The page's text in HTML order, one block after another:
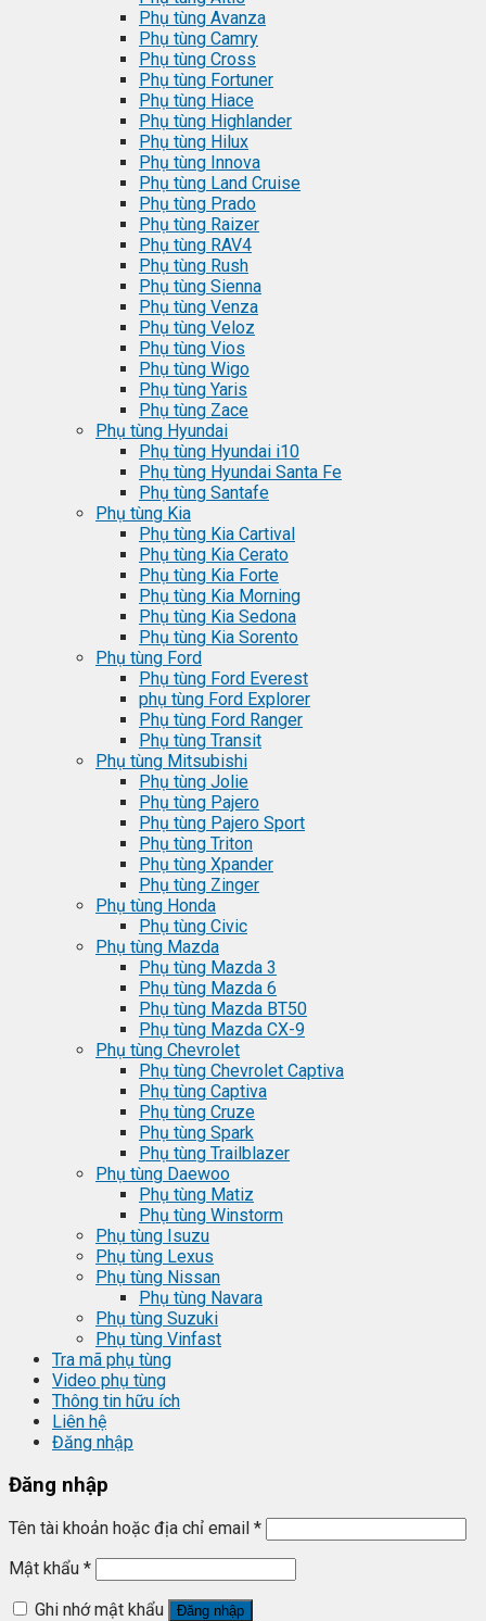
Phụ tùng Avanza
Phụ tùng Camry
Phụ tùng Cross
Phụ tùng Fortuner
Phụ tùng Hiace
Phụ tùng Highlander
Phụ tùng Hilux
Phụ tùng Innova
Phụ tùng Land Cruise
Phụ tùng Prado
Phụ tùng Raizer
Phụ tùng RAV4
Phụ tùng Rush
Phụ tùng Sienna
Phụ tùng Venza
Phụ tùng Veloz
Phụ tùng Vios
Phụ tùng Wigo
Phụ tùng Yaris
Phụ tùng Zace
Phụ tùng Hyundai
Phụ tùng Hyundai i10
Phụ tùng Hyundai Santa Fe
Phụ tùng Santafe
Phụ tùng Kia
Phụ tùng Kia Cartival
Phụ tùng Kia Cerato
Phụ tùng Kia Forte
Phụ tùng Kia Morning
Phụ tùng Kia Sedona
Phụ tùng Kia Sorento
Phụ tùng Ford
Phụ tùng Ford Everest
phụ tùng Ford Explorer
Phụ tùng Ford Ranger
Phụ tùng Transit
Phụ tùng Mitsubishi
Phụ tùng Jolie
Phụ tùng Pajero
Phụ tùng Pajero Sport
Phụ tùng Triton
Phụ tùng Xpander
Phụ tùng Zinger
Phụ tùng Honda
Phụ tùng Civic
Phụ tùng Mazda
Phụ tùng Mazda 3
Phụ tùng Mazda 6
Phụ tùng Mazda BT50
Phụ tùng Mazda CX-9
Phụ tùng Chevrolet
Phụ tùng Chevrolet Captiva
Phụ tùng Captiva
Phụ tùng Cruze
Phụ tùng Spark
Phụ tùng Trailblazer
Phụ tùng Daewoo
Phụ tùng Matiz
Phụ tùng Winstorm
Phụ tùng Isuzu
Phụ tùng Lexus
Phụ tùng Nissan
Phụ tùng Navara
Phụ tùng Suzuki
Phụ tùng Vinfast
Tra mã phụ tùng
Video phụ tùng
Thông tin hữu ích
Liên hệ
Đăng nhập
Đăng nhập
Tên tài khoản hoặc địa chỉ email *
Mật khẩu *
Ghi nhớ mật khẩu
Đăng nhập